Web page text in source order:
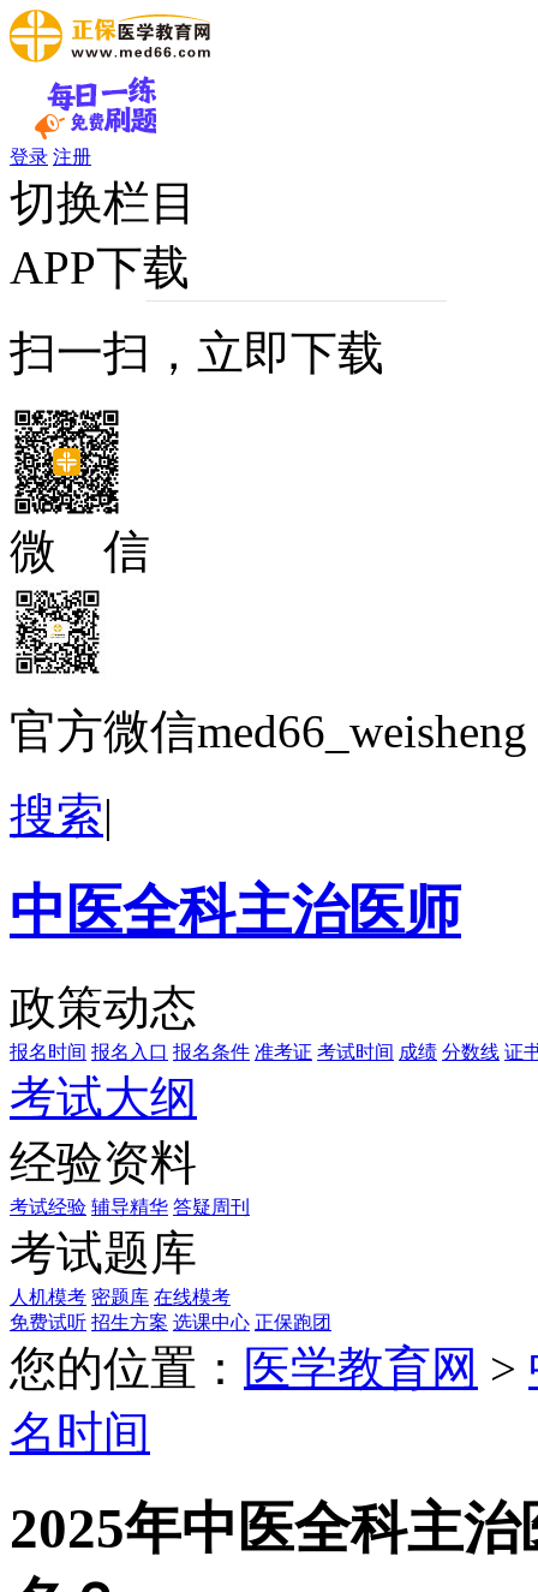
登录 注册
切换栏目
APP下载
扫一扫，立即下载
微 信
官方微信med66_weisheng
搜索|
中医全科主治医师
政策动态
报名时间 报名入口 报名条件 准考证 考试时间 成绩 分数线 证
考试大纲
经验资料
考试经验 辅导精华 答疑周刊
考试题库
人机模考 密题库 在线模考
免费试听 招生方案 选课中心 正保跑团
您的位置： 医学教育网 >
名时间
2025年中医全科主